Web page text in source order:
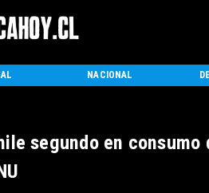
NACIONAL
segundo en